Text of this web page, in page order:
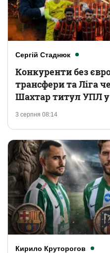
Сергій Стаднюк
3 серпня 08:14
Конкуренти без
трансфери та Ліга
Шахтар титул УПЛ у
Кирило Круторогов